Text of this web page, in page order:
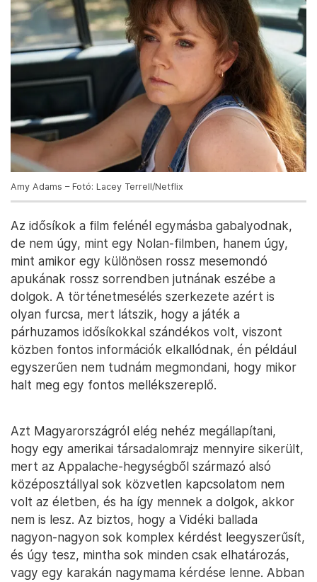
Amy Adams – Fotó: Lacey Terrell/Netflix
Az idősíkok a film felénél egymásba gabalyodnak,
de nem úgy, mint egy Nolan-filmben, hanem úgy,
mint amikor egy különösen rossz mesemondó
apukának rossz sorrendben jutnának eszébe a
dolgok. A történetmesélés szerkezete azért is
olyan furcsa, mert látszik, hogy a játék a
párhuzamos idősíkokkal szándékos volt, viszont
közben fontos információk elkallódnak, én például
egyszerűen nem tudnám megmondani, hogy mikor
halt meg egy fontos mellékszereplő.
Azt Magyarországról elég nehéz megállapítani,
hogy egy amerikai társadalomrajz mennyire sikerült,
mert az Appalache-hegységből származó alsó
középosztállyal sok közvetlen kapcsolatom nem
volt az életben, és ha így mennek a dolgok, akkor
nem is lesz. Az biztos, hogy a Vidéki ballada
nagyon-nagyon sok komplex kérdést leegyszerűsít,
és úgy tesz, mintha sok minden csak elhatározás,
vagy egy karakán nagymama kérdése lenne. Abban